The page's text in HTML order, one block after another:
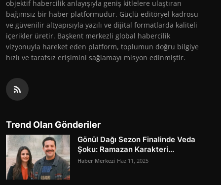
objektif habercilik anlayışıyla geniş kitlelere ulaştıran
bağımsız bir haber platformudur. Güçlü editöryel kadrosu
ve güvenilir altyapısıyla yazılı ve dijital formatlarda kaliteli
içerikler üretir. Başkent merkezli global habercilik
vizyonuyla hareket eden platform, toplumun doğru bilgiye
hızlı ve tarafsız erişimini sağlamayı misyon edinmiştir.
Trend Olan Gönderiler
Gönül Dağı Sezon Finalinde Veda
Şoku: Ramazan Karakteri...
Haber Merkezi Haz 11, 2025